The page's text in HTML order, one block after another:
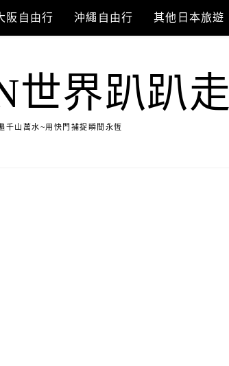
阪自由行 沖繩自由行 其他日本旅遊
世界趴趴走
千山萬水~用快門捕捉瞬間永恆